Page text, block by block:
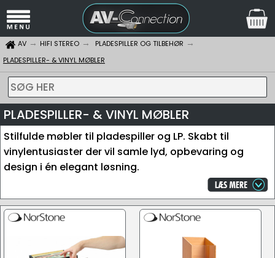
AV HIFI STEREO
PLADESPILLER OG TILBEHØR
PLADESPILLER- & VINYL MØBLER
SØG HER
PLADESPILLER- & VINYL MØBLER
Stilfulde møbler til pladespiller og LP. Skabt til
vinylentusiaster der vil samle lyd, opbevaring og
design i én elegant løsning.